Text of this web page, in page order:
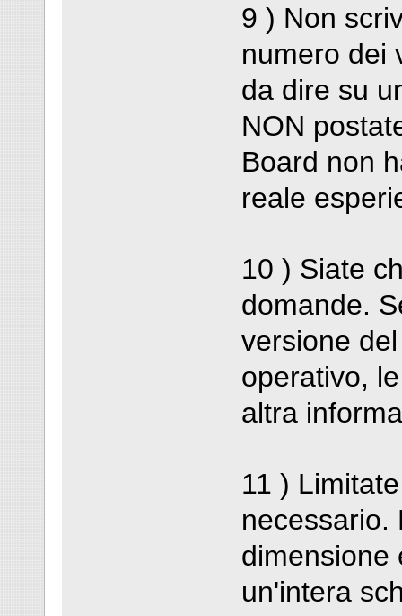
9 ) Non
numero dei
da dire su
NON
Board non
reale
10 ) Siate
domande.
versione
operativo,
altra
11 )
necessario.
dimensione
un'intera